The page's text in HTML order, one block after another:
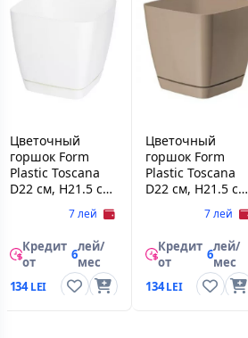
Цветочный
горшок Form
Plastic Toscana
D22 см, H21.5 см,
7 лей
Кредит
от
6лей/
мес
134
Цветочный
горшок Form
Plastic Toscana
D22 см, H21.5 см,
7 лей
Кредит
от
6лей/
мес
134